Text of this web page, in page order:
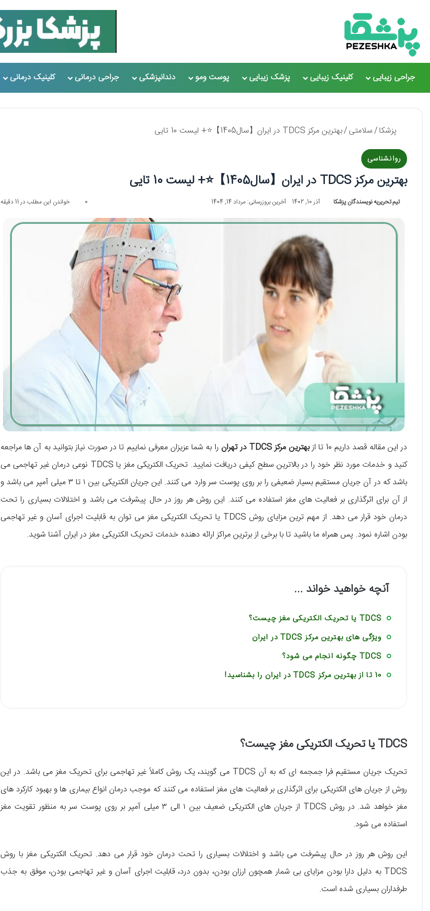
جراحی زیبایی کلینیک زیبایی پزشک زیبایی پوست ومو دندانپزشکی جراحی درمانی کلینیک درمانی
پزشکا/سلامتی/بهترین مرکز TDCS در ایران【سال1405】⭐+ لیست 10 تایی
روانشناسی
بهترین مرکز TDCS در ایران【سال1405】⭐+ لیست 10 تایی
تیم تحریریه نویسندگان پزشکا آذر 10, 1402 آخرین بروزرسانی: مرداد 14, 1404 0 خواندن این مطلب در 11 دقیقه
در این مقاله قصد داریم 10 تا از بهترین مرکز TDCS در تهران
را به شما عزیزان معرفی نماییم تا در صورت نیاز بتوانید به آن ها مراجعه
کنید و خدمات مورد نظر خود را در بالاترین سطح کیفی دریافت نمایید. تحریک الکتریکی مغز یا TDCS نوعی درمان غیر تهاجمی می
‌باشد که در آن جریان مستقیم بسیار ضعیفی را بر روی پوست سر وارد می ‌کنند. این جریان الکتریکی بین ۱ تا ۳ میلی آمپر می ‌باشد و
از آن برای اثرگذاری بر فعالیت ‌های مغز استفاده می ‌کنند. این روش هر روز در حال پیشرفت می ‌باشد و اختلالات بسیاری را تحت
درمان خود قرار می ‌دهد. از مهم ‌ترین مزایای روش TDCS یا تحریک الکتریکی مغز می ‌توان به قابلیت اجرای آسان و غیر تهاجمی
بودن اشاره نمود. پس همراه ما باشید تا با برخی از برترین مراکز ارائه دهنده خدمات تحریک الکتریکی مغز در ایران آشنا شوید.
آنچه خواهید خواند ...
TDCS یا تحریک الکتریکی مغز چیست؟
ویژگی‌ های بهترین مرکز TDCS در ایران
TDCS چگونه انجام می ‌شود؟
10 تا از بهترین مرکز TDCS در ایران را بشناسید!
TDCS یا تحریک الکتریکی مغز چیست؟
تحریک جریان مستقیم فرا جمجمه‌ ای که به آن TDCS می ‌گویند، یک روش کاملاً غیر تهاجمی برای تحریک مغز می ‌باشد. در این
روش از جریان ‌های الکتریکی برای اثرگذاری بر فعالیت ‌های مغز استفاده می ‌کنند که موجب درمان انواع بیماری ‌ها و بهبود کارکرد های
مغز خواهد شد. در روش TDCS از جریان ‌های الکتریکی ضعیف بین ۱ الی ۳ میلی آمپر بر روی پوست سر به منظور تقویت مغز
استفاده می شود.
این روش هر روز در حال پیشرفت می ‌باشد و اختلالات بسیاری را تحت درمان خود قرار می ‌دهد. تحریک الکتریکی مغز با روش
TDCS به دلیل دارا بودن مزایای بی‌ شمار همچون ارزان بودن، بدون درد، قابلیت اجرای آسان و غیر تهاجمی بودن، موفق به جذب
طرفداران بسیاری شده است.